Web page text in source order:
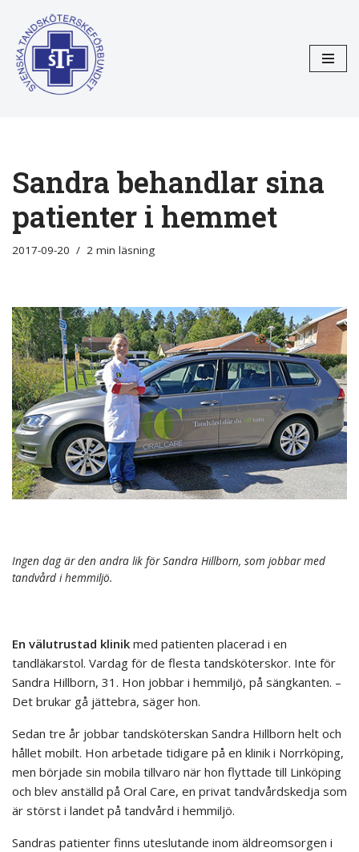
Hoppa
till
innehåll
Sandra behandlar sina
patienter i hemmet
2017-09-20 2 min läsning
Ingen dag är den andra lik för Sandra Hillborn, som jobbar med
tandvård i hemmiljö.
En välutrustad klinik med patienten placerad i en
tandläkarstol. Vardag för de flesta tandsköterskor. Inte för
Sandra Hillborn, 31. Hon jobbar i hemmiljö, på sängkanten. –
Det brukar gå jättebra, säger hon.
Sedan tre år jobbar tandsköterskan Sandra Hillborn helt och
hållet mobilt. Hon arbetade tidigare på en klinik i Norrköping,
men började sin mobila tillvaro när hon flyttade till Linköping
och blev anställd på Oral Care, en privat tandvårdskedja som
är störst i landet på tandvård i hemmiljö.
Sandras patienter finns uteslutande inom äldreomsorgen i